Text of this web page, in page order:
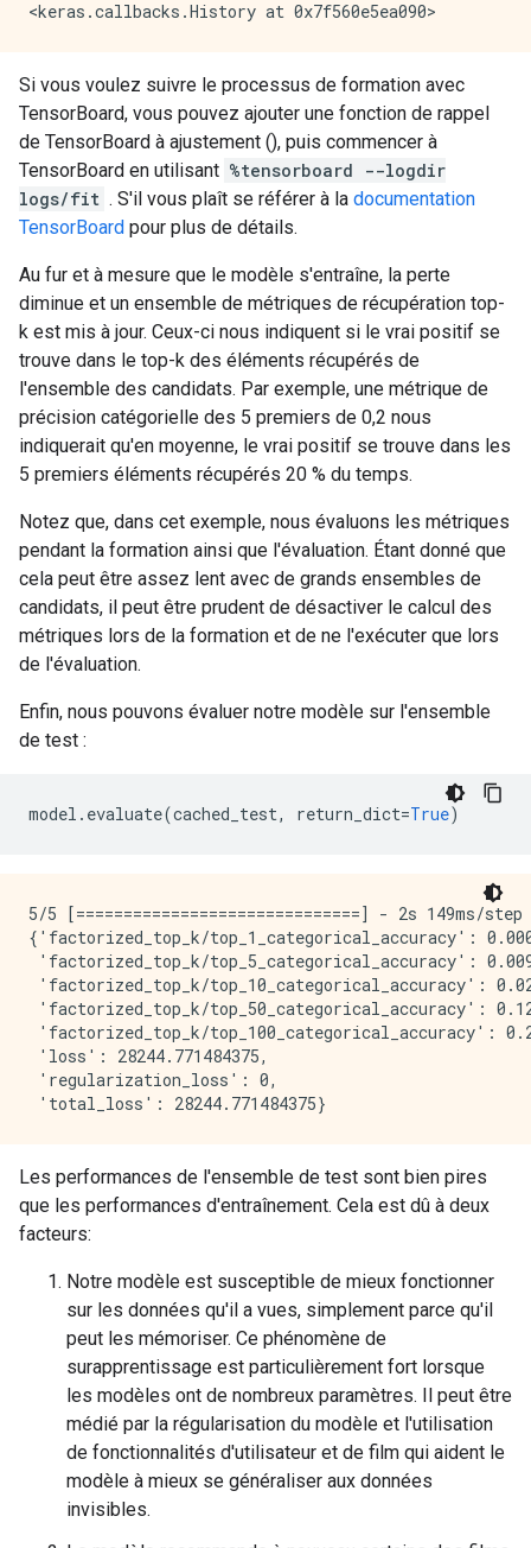
Si vous voulez suivre le processus de formation avec
TensorBoard, vous pouvez ajouter une fonction de rappel
de TensorBoard à ajustement (), puis commencer à
TensorBoard en utilisant %tensorboard --logdir
logs/fit . S'il vous plaît se référer à la documentation
TensorBoard pour plus de détails.
Au fur et à mesure que le modèle s'entraîne, la perte
diminue et un ensemble de métriques de récupération top-
k est mis à jour. Ceux-ci nous indiquent si le vrai positif se
trouve dans le top-k des éléments récupérés de
l'ensemble des candidats. Par exemple, une métrique de
précision catégorielle des 5 premiers de 0,2 nous
indiquerait qu'en moyenne, le vrai positif se trouve dans les
5 premiers éléments récupérés 20 % du temps.
Notez que, dans cet exemple, nous évaluons les métriques
pendant la formation ainsi que l'évaluation. Étant donné que
cela peut être assez lent avec de grands ensembles de
candidats, il peut être prudent de désactiver le calcul des
métriques lors de la formation et de ne l'exécuter que lors
de l'évaluation.
Enfin, nous pouvons évaluer notre modèle sur l'ensemble
de test :
model . evaluate(cached_test, return_dict=True)
5/5 [==============================] - 2s
{'factorized_top_k/top_1_categorical_accuracy':
'factorized_top_k/top_5_categorical_accuracy':
'factorized_top_k/top_10_categorical_accuracy':
'factorized_top_k/top_50_categorical_accuracy':
'factorized_top_k/top_100_categorical_accuracy':
'loss': 28244.771484375,
'regularization_loss': 0,
Les performances de l'ensemble de test sont bien pires
que les performances d'entraînement. Cela est dû à deux
facteurs:
Notre modèle est susceptible de mieux fonctionner
sur les données qu'il a vues, simplement parce qu'il
peut les mémoriser. Ce phénomène de
surapprentissage est particulièrement fort lorsque
les modèles ont de nombreux paramètres. Il peut être
médié par la régularisation du modèle et l'utilisation
de fonctionnalités d'utilisateur et de film qui aident le
modèle à mieux se généraliser aux données
invisibles.